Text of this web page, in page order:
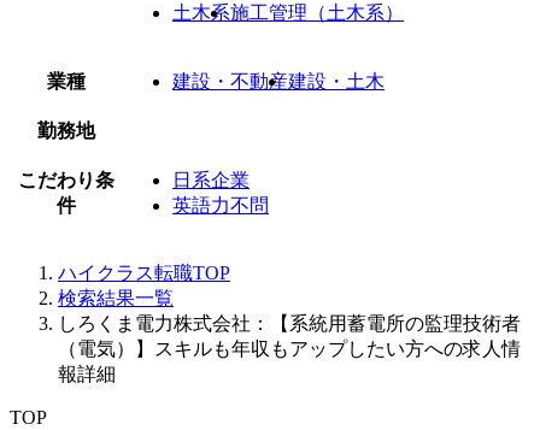
土木系施工管理（土木系）
業種 建設・不動産建設・土木
勤務地
こだわり条
件
日系企業
英語力不問
ハイクラス転職TOP
検索結果一覧
しろくま電力株式会社：【系統用蓄電所の監理技術者
（電気）】スキルも年収もアップしたい方への求人情
報詳細
TOP